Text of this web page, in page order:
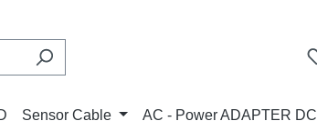
Sensor Cable AC - Power ADAPTER DC